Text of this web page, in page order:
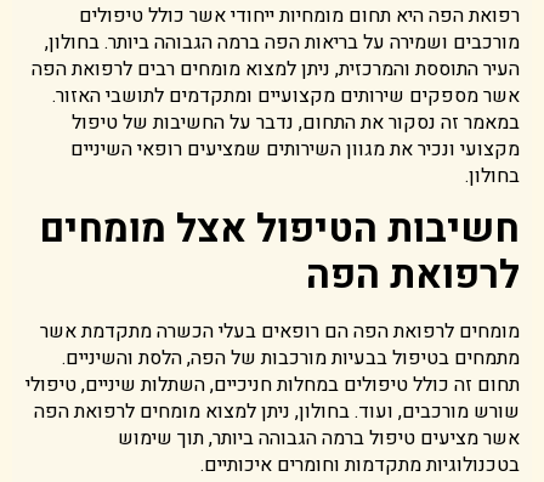
רפואת הפה היא תחום מומחיות ייחודי אשר כולל טיפולים
מורכבים ושמירה על בריאות הפה ברמה הגבוהה ביותר. בחולון,
העיר התוססת והמרכזית, ניתן למצוא מומחים רבים לרפואת הפה
אשר מספקים שירותים מקצועיים ומתקדמים לתושבי האזור.
במאמר זה נסקור את התחום, נדבר על החשיבות של טיפול
מקצועי ונכיר את מגוון השירותים שמציעים רופאי השיניים
בחולון.
חשיבות הטיפול אצל מומחים
לרפואת הפה
מומחים לרפואת הפה הם רופאים בעלי הכשרה מתקדמת אשר
מתמחים בטיפול בבעיות מורכבות של הפה, הלסת והשיניים.
תחום זה כולל טיפולים במחלות חניכיים, השתלות שיניים, טיפולי
שורש מורכבים, ועוד. בחולון, ניתן למצוא מומחים לרפואת הפה
אשר מציעים טיפול ברמה הגבוהה ביותר, תוך שימוש
בטכנולוגיות מתקדמות וחומרים איכותיים.